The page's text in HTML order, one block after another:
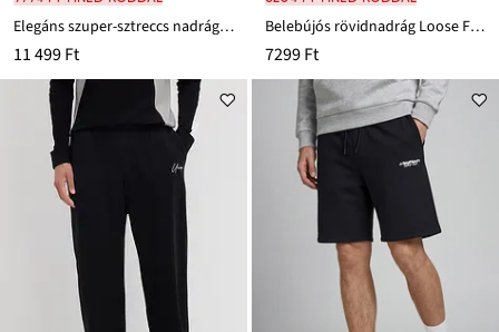
Elegáns szuper-sztreccs nadrág kényelmes derékpánttal, Slim Fit
11 499 Ft
Belebújós rövidnadrág Loose Fit fazonban
7299 Ft